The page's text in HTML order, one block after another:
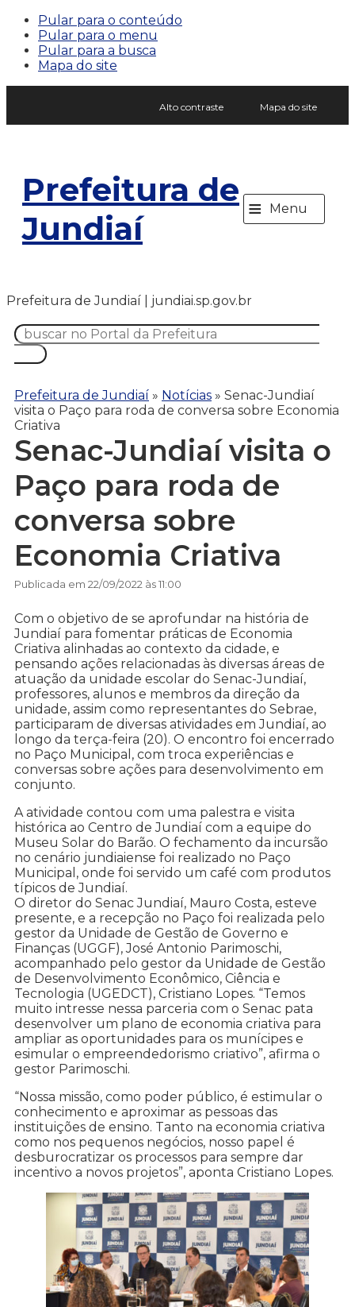
Pular para o conteúdo
Pular para o menu
Pular para a busca
Mapa do site
Alto contraste Mapa do site
Prefeitura de
Jundiaí
≡ Menu
Prefeitura de Jundiaí | jundiai.sp.gov.br
Prefeitura de Jundiaí » Notícias » Senac-Jundiaí
visita o Paço para roda de conversa sobre Economia
Criativa
Senac-Jundiaí visita o
Paço para roda de
conversa sobre
Economia Criativa
Publicada em 22/09/2022 às 11:00
Com o objetivo de se aprofundar na história de
Jundiaí para fomentar práticas de Economia
Criativa alinhadas ao contexto da cidade, e
pensando ações relacionadas às diversas áreas de
atuação da unidade escolar do Senac-Jundiaí,
professores, alunos e membros da direção da
unidade, assim como representantes do Sebrae,
participaram de diversas atividades em Jundiaí, ao
longo da terça-feira (20). O encontro foi encerrado
no Paço Municipal, com troca experiências e
conversas sobre ações para desenvolvimento em
conjunto.
A atividade contou com uma palestra e visita
histórica ao Centro de Jundiaí com a equipe do
Museu Solar do Barão. O fechamento da incursão
no cenário jundiaiense foi realizado no Paço
Municipal, onde foi servido um café com produtos
típicos de Jundiaí.
O diretor do Senac Jundiaí, Mauro Costa, esteve
presente, e a recepção no Paço foi realizada pelo
gestor da Unidade de Gestão de Governo e
Finanças (UGGF), José Antonio Parimoschi,
acompanhado pelo gestor da Unidade de Gestão
de Desenvolvimento Econômico, Ciência e
Tecnologia (UGEDCT), Cristiano Lopes. “Temos
muito intresse nessa parceria com o Senac pata
desenvolver um plano de economia criativa para
ampliar as oportunidades para os munícipes e
esimular o empreendedorismo criativo”, afirma o
gestor Parimoschi.
“Nossa missão, como poder público, é estimular o
conhecimento e aproximar as pessoas das
instituições de ensino. Tanto na economia criativa
como nos pequenos negócios, nosso papel é
desburocratizar os processos para sempre dar
incentivo a novos projetos”, aponta Cristiano Lopes.